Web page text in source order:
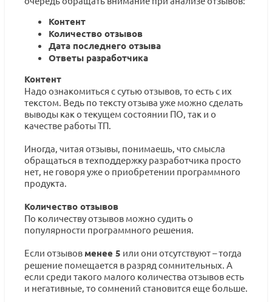
Контент
Количество отзывов
Дата последнего отзыва
Ответы разработчика
Контент
Надо ознакомиться с сутью отзывов, то есть с их
текстом. Ведь по тексту отзыва уже можно сделать
выводы как о текущем состоянии ПО, так и о
качестве работы ТП.
Иногда, читая отзывы, понимаешь, что смысла
обращаться в техподдержку разработчика просто
нет, не говоря уже о приобретении программного
продукта.
Количество отзывов
По количеству отзывов можно судить о
популярности программного решения.
Если отзывов менее 5 или они отсутствуют – тогда
решение помещается в разряд сомнительных. А
если среди такого малого количества отзывов есть
и негативные, то сомнений становится еще больше.